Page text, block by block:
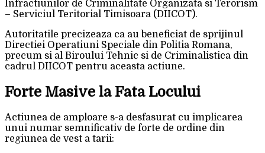
Infractiunilor de Criminalitate Organizata si Terorism
– Serviciul Teritorial Timisoara (DIICOT).
Autoritatile precizeaza ca au beneficiat de sprijinul
Directiei Operatiuni Speciale din Politia Romana,
precum si al Biroului Tehnic si de Criminalistica din
cadrul DIICOT pentru aceasta actiune.
Forte Masive la Fata Locului
Actiunea de amploare s-a desfasurat cu implicarea
unui numar semnificativ de forte de ordine din
regiunea de vest a tarii: